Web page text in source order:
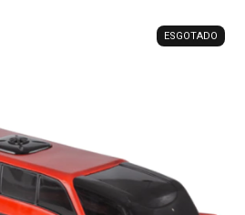
ESGOTADO